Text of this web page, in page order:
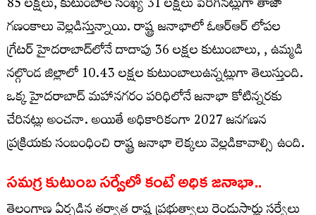
గణంకాలు వెల్లడిస్తున్నాయి. రాష్ట్ర జనాభాలో ఓఆర్‌ఆర్ లోపల
గ్రేటర్ హైదరాబాద్‌లోనే దాదాపు 36 లక్షల కుటుంబాలు, , ఉమ్మడి
నల్గొండ జిల్లాలో 10.43 లక్షల కుటుంబాలుఉన్నట్లుగా తెలుస్తుంది.
ఒక్క హైదరాబాద్ మహానగరం పరిధిలోనే జనాభా కోటిన్నరకు
చేరినట్లు అంచనా. అయితే అధికారికంగా 2027 జనగణన
ప్రక్రియకు సంబంధించి రాష్ట్ర జనాభా లెక్కలు వెల్లడికావాల్సి ఉంది.
సమగ్ర కుటుంబ సర్వేలో కంటే అధిక జనాభా..